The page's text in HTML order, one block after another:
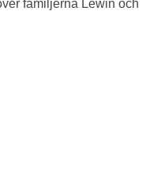
familjerna Lewin och